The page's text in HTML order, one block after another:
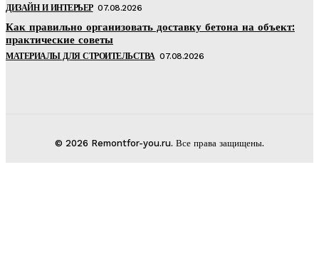
ДИЗАЙН И ИНТЕРЬЕР 07.08.2026
Как правильно организовать доставку бетона на объект:
практические советы
МАТЕРИАЛЫ ДЛЯ СТРОИТЕЛЬСТВА 07.08.2026
© 2026 Remontfor-you.ru. Все права защищены.